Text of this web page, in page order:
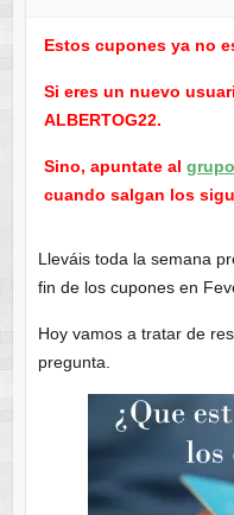
Estos cupones ya no
Si eres un nuevo
ALBERTOG22.
Sino, apuntate al
cuando salgan los
Lleváis toda la semana
fin de los cupones en
Hoy vamos a tratar de
pregunta.